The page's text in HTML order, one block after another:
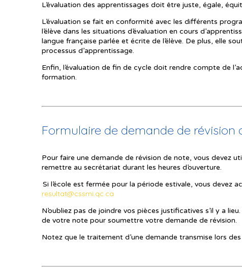
L’évaluation des apprentissages doit être juste, égale,
L’évaluation se fait en conformité avec les différents
l’élève dans les situations d’évaluation en cours
langue française parlée et écrite de l’élève. De plus, elle
processus d’apprentissage.
Enfin, l’évaluation de fin de cycle doit rendre compte de
formation.
Formulaire de demande de révision
Pour faire une demande de révision de note, vous devez
remettre au secrétariat durant les heures d’ouverture.
Si l’école est fermée pour la période estivale, vous devez
resultat@cssmi.qc.ca
N’oubliez pas de joindre vos pièces justificatives s’il y a
de votre note pour soumettre votre demande de révision.
Notez que le traitement d’une demande transmise lors